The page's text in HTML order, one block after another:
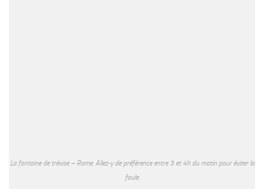
La fontaine de trévise – Rome. Allez-y de préférence entre 3 et 4h du matin pour éviter la
foule.